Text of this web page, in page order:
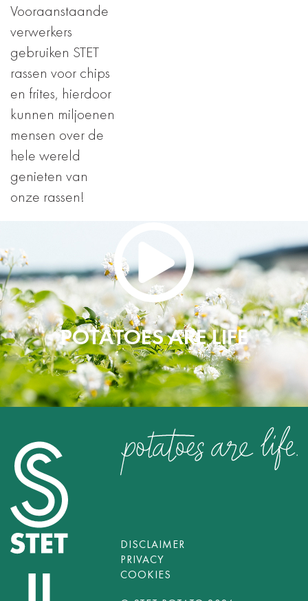
Vooraanstaande
verwerkers
gebruiken STET
rassen voor chips
en frites, hierdoor
kunnen miljoenen
mensen over de
hele wereld
genieten van
onze rassen!
POTATOES ARE LIFE
DISCLAIMER
PRIVACY
COOKIES